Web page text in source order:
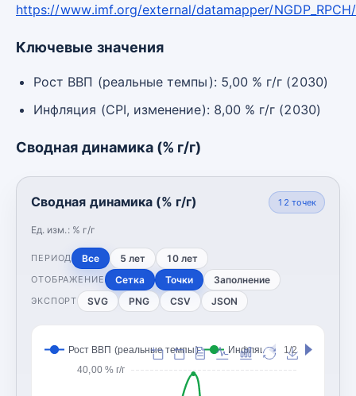
https://www.imf.org/external/datamapper/
Ключевые значения
Рост ВВП (реальные темпы): 5,00 % г/г (2030)
Инфляция (CPI, изменение): 8,00 % г/г (2030)
Сводная динамика (% г/г)
Сводная динамика (% г/г)
Ед. изм.: % г/г
12 точек
ПЕРИОД Все 5 лет 10 лет
ОТОБРАЖЕНИЕ Сетка Точки Заполнение
ЭКСПОРТ SVG PNG CSV JSON
40,00 % г/г
Рост ВВП (реальные темпы) Инфляция (CPI,
1/2